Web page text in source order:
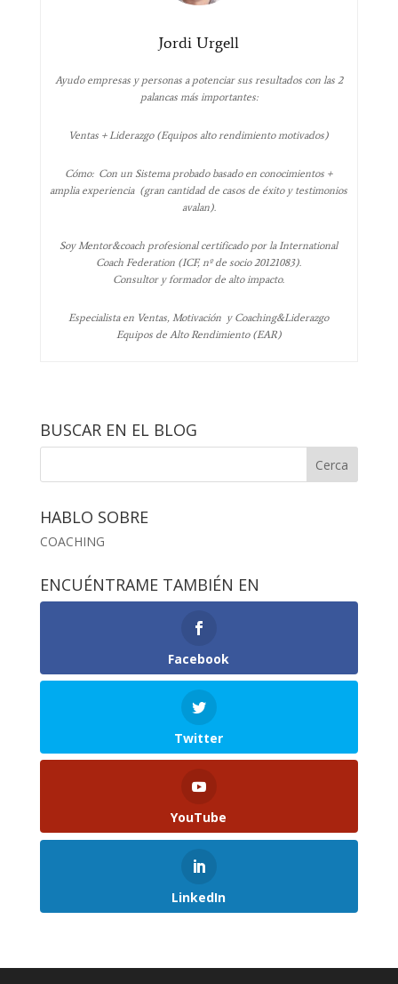
Jordi Urgell
Ayudo empresas y personas a potenciar sus resultados con las 2
palancas más importantes:
Ventas + Liderazgo (Equipos alto rendimiento motivados)
Cómo: Con un Sistema probado basado en conocimientos +
amplia experiencia (gran cantidad de casos de éxito y testimonios
avalan).
Soy Mentor&coach profesional certificado por la International
Coach Federation (ICF, nº de socio 20121083).
Consultor y formador de alto impacto.
Especialista en Ventas, Motivación y Coaching&Liderazgo
Equipos de Alto Rendimiento (EAR)
BUSCAR EN EL BLOG
HABLO SOBRE
COACHING
ENCUÉNTRAME TAMBIÉN EN
Facebook
Twitter
YouTube
LinkedIn